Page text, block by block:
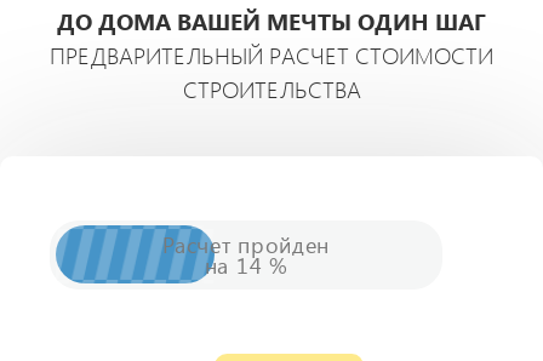
ДО ДОМА ВАШЕЙ МЕЧТЫ ОДИН ШАГ
ПРЕДВАРИТЕЛЬНЫЙ РАСЧЕТ СТОИМОСТИ
СТРОИТЕЛЬСТВА
Расчет пройден
на 14 %